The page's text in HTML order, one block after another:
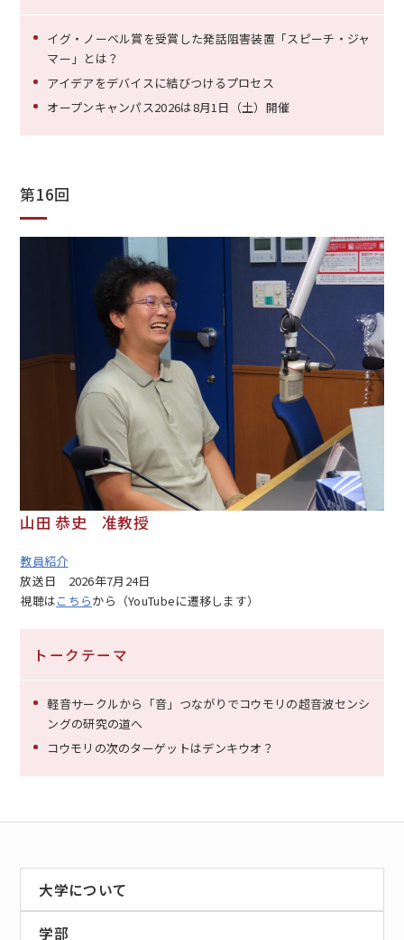
イグ・ノーベル賞を受賞した発話阻害装置「スピーチ・ジャ
マー」とは？
アイデアをデバイスに結びつけるプロセス
オープンキャンパス2026は8月1日（土）開催
第16回
山田 恭史 准教授
教員紹介
放送日 2026年7月24日
視聴はこちらから（YouTubeに遷移します）
トークテーマ
軽音サークルから「音」つながりでコウモリの超音波センシ
ングの研究の道へ
コウモリの次のターゲットはデンキウオ？
大学について
学部